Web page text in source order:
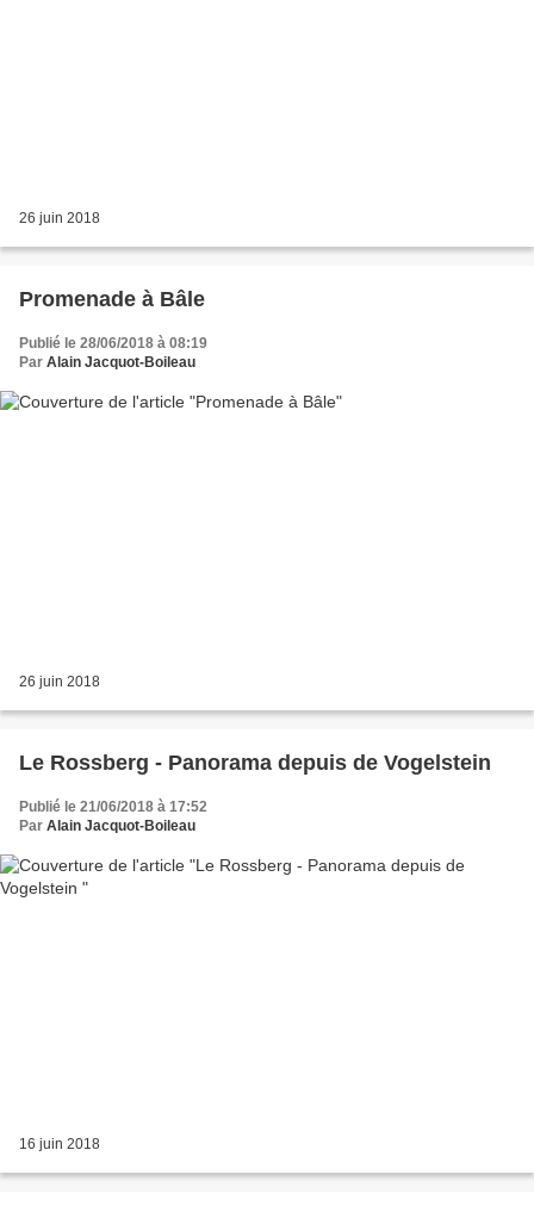
26 juin 2018
Promenade à Bâle
Publié le 28/06/2018 à 08:19
Par Alain Jacquot-Boileau
26 juin 2018
Le Rossberg - Panorama depuis de Vogelstein
Publié le 21/06/2018 à 17:52
Par Alain Jacquot-Boileau
16 juin 2018